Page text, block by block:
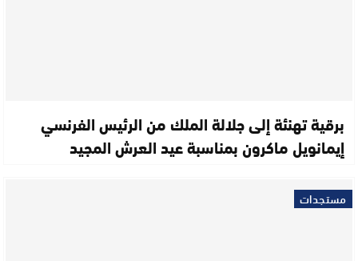
برقية تهنئة إلى جلالة الملك من الرئيس الفرنسي
إيمانويل ماكرون بمناسبة عيد العرش المجيد
مستجدات